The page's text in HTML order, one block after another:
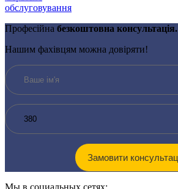
обслуговування
Професійна безкоштовна консультація.
Нашим фахівцям можна довіряти!